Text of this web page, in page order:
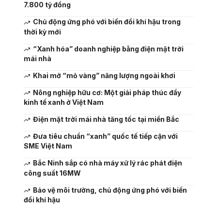
7.800 tỷ đồng
Chủ động ứng phó với biến đổi khí hậu trong
thời kỳ mới
“Xanh hóa” doanh nghiệp bằng điện mặt trời
mái nhà
Khai mở “mỏ vàng” năng lượng ngoài khơi
Nông nghiệp hữu cơ: Một giải pháp thúc đẩy
kinh tế xanh ở Việt Nam
Điện mặt trời mái nhà tăng tốc tại miền Bắc
Đưa tiêu chuẩn “xanh” quốc tế tiếp cận với
SME Việt Nam
Bắc Ninh sắp có nhà máy xử lý rác phát điện
công suất 16MW
Bảo vệ môi trường, chủ động ứng phó với biến
đổi khí hậu